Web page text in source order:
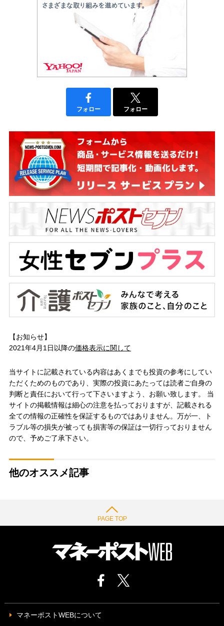
フォロー フォロー
【お知らせ】
2021年4月1日以降の価格表示に関して
当サイトに記載されている内容はあくまでも投資の参考にしてい
ただくためのものであり、実際の投資にあたっては読者ご自身の
判断と責任において行って下さいますよう、お願い致します。 当
サイトの掲載情報は細心の注意を払っておりますが、記載される
全ての情報の正確性を保証するものではありません。万が一、ト
ラブル等の損失が被っても損害等の保証は一切行っておりません
ので、予めご了承下さい。
他のオススメ記事
PAGE TOP
マネーポストWEBについて